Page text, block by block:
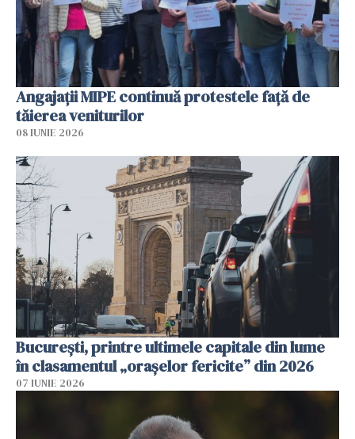
Angajaţii MIPE continuă protestele faţă de
tăierea veniturilor
08 IUNIE 2026
București, printre ultimele capitale din lume
în clasamentul „orașelor fericite” din 2026
07 IUNIE 2026